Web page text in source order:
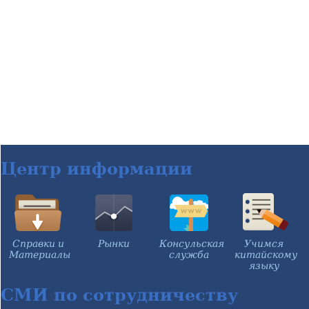
Центр информации
Справки и
Материалы
Рынки
Консульская
служба
Учимся
китайскому
языку
СМИ по сотрудничеству